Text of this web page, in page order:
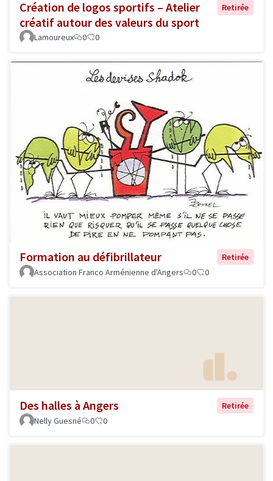
Création de logos sportifs – Atelier
créatif autour des valeurs du sport
Retirée
Lamoureux 0 0
Formation au défibrillateur
Retirée
Association Franco Arménienne d'Angers
0 0
Des halles à Angers
Retirée
Nelly Guesné
0 0